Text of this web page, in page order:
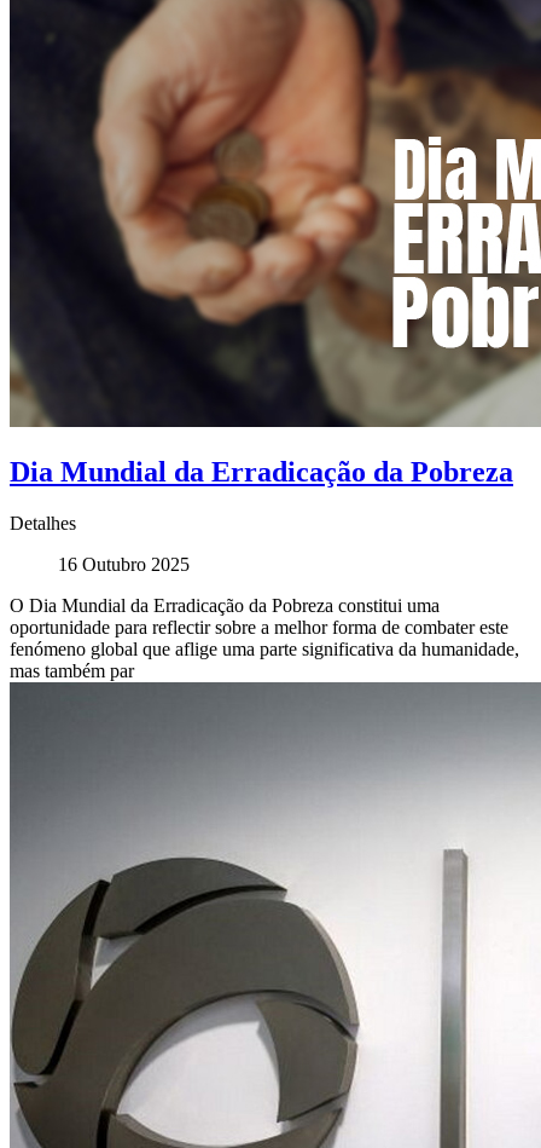
Dia Mundial da Erradicação da Pobreza
Detalhes
16 Outubro 2025
O Dia Mundial da Erradicação da Pobreza constitui uma
oportunidade para reflectir sobre a melhor forma de combater este
fenómeno global que aflige uma parte significativa da humanidade,
mas também par